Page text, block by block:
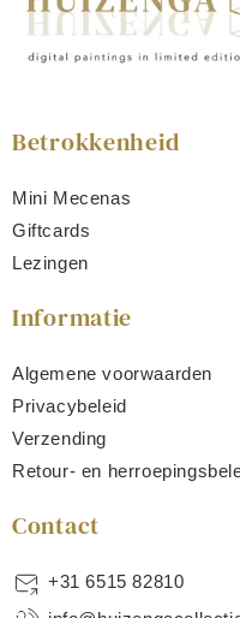
Betrokkenheid
Mini Mecenas
Giftcards
Lezingen
Informatie
Algemene voorwaarden
Privacybeleid
Verzending
Retour- en
Contact
+31 6515 82810